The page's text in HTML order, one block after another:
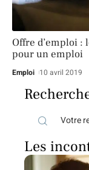
Offre d’emploi :
pour un emploi
Emploi 10 avril 2019
Les